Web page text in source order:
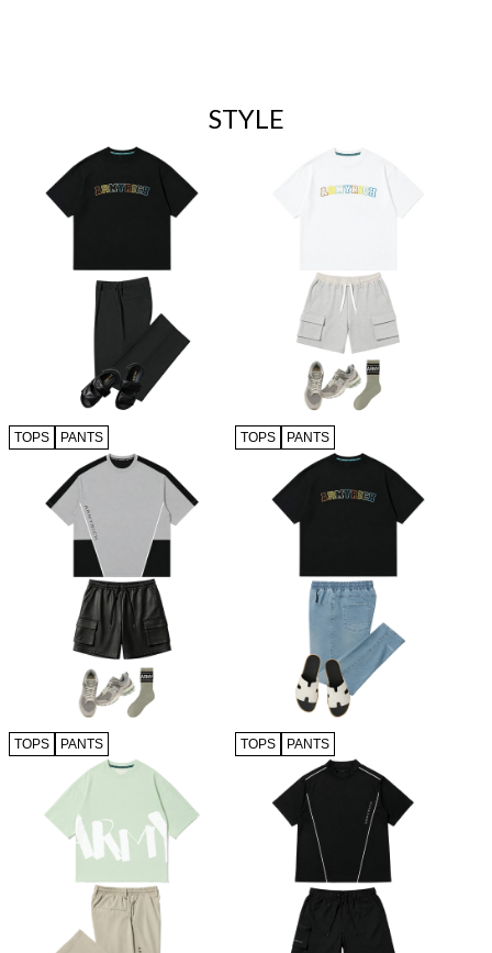
STYLE
TOPS PANTS TOPS PANTS
TOPS PANTS TOPS PANTS